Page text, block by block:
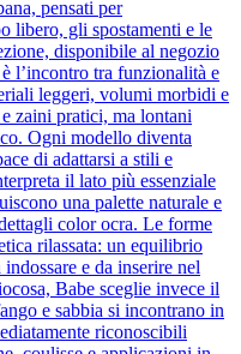
pensati per
libero, gli spostamenti e le
disponibile al negozio
l’incontro tra funzionalità e
leggeri, volumi morbidi e
zaini pratici, ma lontani
Ogni modello diventa
di adattarsi a stili e
il lato più essenziale
una palette naturale e
color ocra. Le forme
rilassata: un equilibrio
e da inserire nel
Babe sceglie invece il
e sabbia si incontrano in
riconoscibili